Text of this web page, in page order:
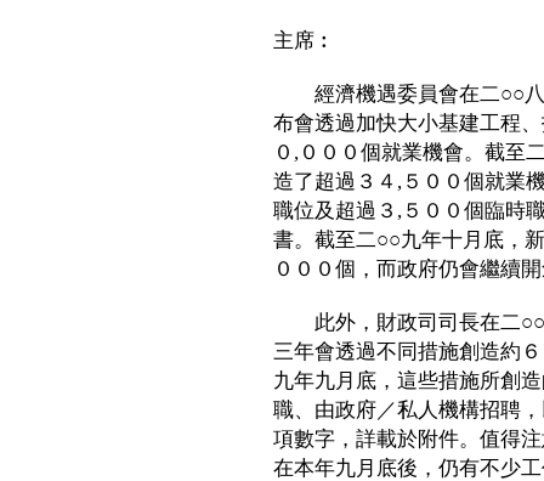
主席︰
經濟機遇委員會在二○○八
布會透過加快大小基建工程
０,０００個就業機會。截至
造了超過３４,５００個就業
職位及超過３,５００個臨時
書。截至二○○九年十月底，
０００個，而政府仍會繼續
此外，財政司司長在二○○
三年會透過不同措施創造約
九年九月底，這些措施所創
職、由政府／私人機構招聘
項數字，詳載於附件。值得
在本年九月底後，仍有不少